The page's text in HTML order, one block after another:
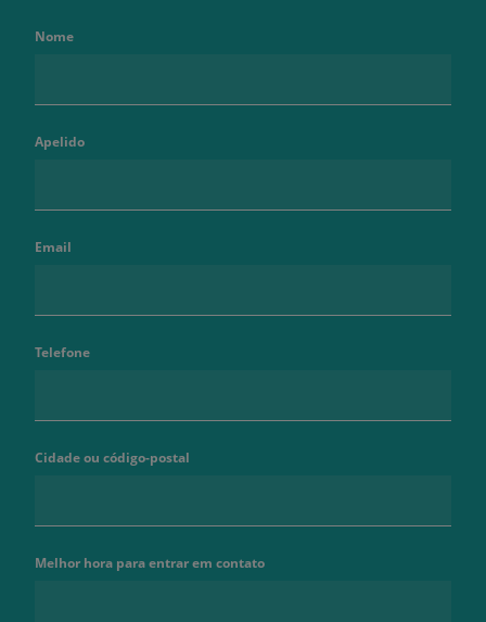
Nome
Apelido
Email
Telefone
Cidade ou código-postal
Melhor hora para entrar em contato